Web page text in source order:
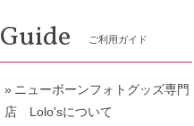
Guide ご利用ガイド
ニューボーンフォトグッズ専門
店 Lolo'sについて